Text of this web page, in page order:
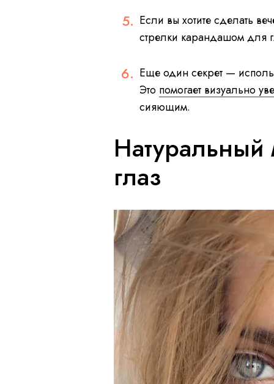
Если вы хотите сделать
стрелки карандашом для
Еще один секрет —
Это помогает визуально
сияющим.
глаз